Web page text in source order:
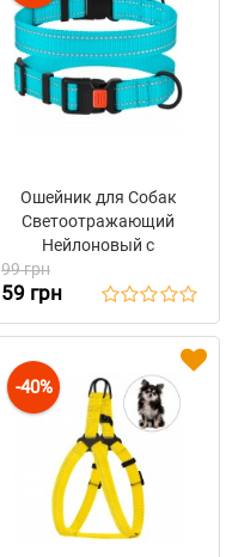
Ошейник для Собак
Светоотражающий
Нейлоновый с
Пластиковой Пряжкой
BronzeDog Active
99 грн
59 грн
-40%